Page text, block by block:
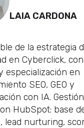
LAIA CARDONA
de la estrategia
en Cyberclick,
especialización en
SEO, GEO y
con IA.
HubSpot: base
lead nurturing,